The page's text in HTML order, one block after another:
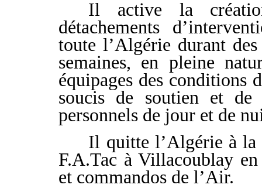
Il active la
détachements
toute l’Algérie durant
semaines, en pleine
équipages des conditions
soucis de soutien et de
personnels de jour et de
Il quitte l’Algérie à la
F.A.Tac à Villacoublay
et commandos de l’Air.